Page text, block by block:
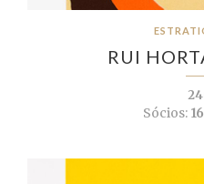
RUI
Sócios: